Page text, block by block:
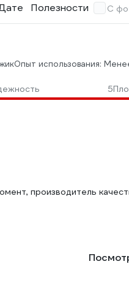
Полезности С
Опыт использования:
5
производитель